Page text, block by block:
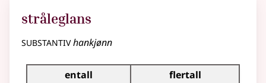
stråleglans
substantivhankjønn
Bøyingstabell for dette substantivet
entall
flertall